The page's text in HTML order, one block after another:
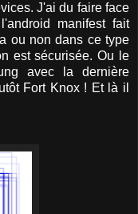
J'ai du faire face
manifest fait
ou non dans ce type
est sécurisée. Ou le
avec la dernière
Fort Knox ! Et là il